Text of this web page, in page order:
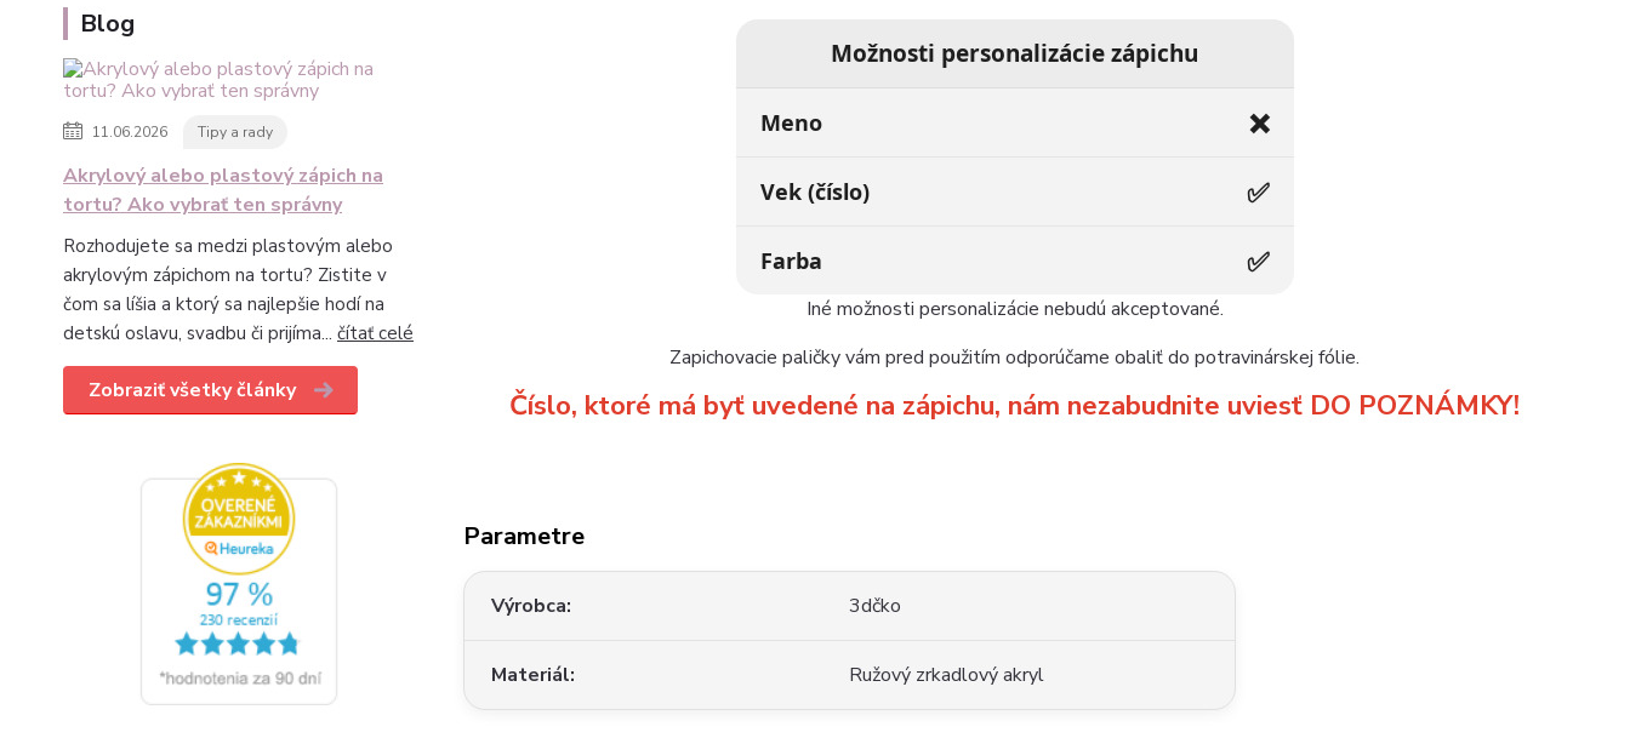
Blog
11.06.2026 Tipy a rady
Akrylový alebo plastový zápich na
tortu? Ako vybrať ten správny
Rozhodujete sa medzi plastovým alebo
akrylovým zápichom na tortu? Zistite v
čom sa líšia a ktorý sa najlepšie hodí na
detskú oslavu, svadbu či prijíma... čítať celé
Zobraziť všetky články
Možnosti personalizácie zápichu
Meno ❌
Vek (číslo) ✅
Farba ✅
Iné možnosti personalizácie nebudú akceptované.
Zapichovacie paličky vám pred použitím odporúčame obaliť do potravinárskej fólie.
Číslo, ktoré má byť uvedené na zápichu, nám nezabudnite uviesť DO POZNÁMKY!
Parametre
Výrobca 3dčko
Materiál Ružový zrkadlový akryl